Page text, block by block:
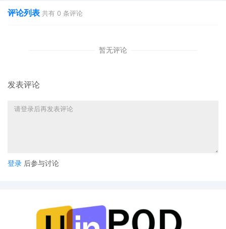
评论列表 共有 0 条评论
暂无评论
发表评论
登录 后参与讨论